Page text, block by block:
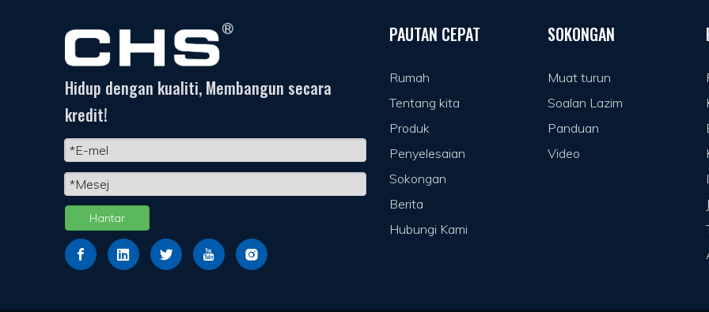
Hidup dengan kualiti, Membangun secara
kredit!
Hantar
PAUTAN CEPAT
Rumah
Tentang kita
Produk
Penyelesaian
Sokongan
Berita
Hubungi Kami
SOKONGAN
Muat turun
Soalan Lazim
Panduan
Video